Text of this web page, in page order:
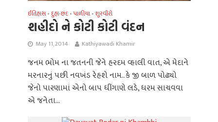
ઈતિહાસ • દુહા-છંદ •પાળીયા • શુરવીરો
શહીદો ને કોટી કોટી વંદન
May 11, 2014 Kathiyawadi Khamir
જનમ ભોમ ના જતનની જેને હરદમ વ્હાલી વાત, એ મેદાને
મરનારનું પછી નવખંડ રેહશે નામ.. કે જી બાળ પોઢ્યો
જેનો પારણામાં એનો બાપ ધીંગાણે લડે, ધરમ સાચવવા
એ જનેતા...